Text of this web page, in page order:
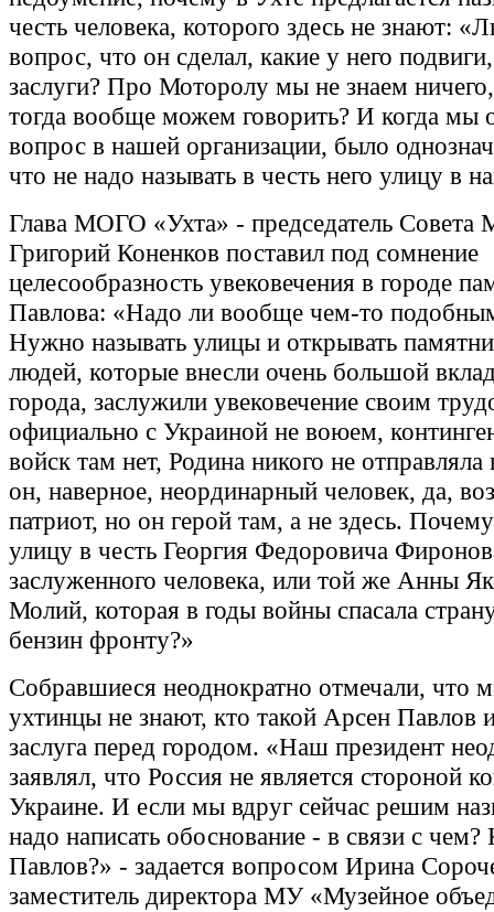
честь человека, которого здесь не знают:
вопрос, что он сделал, какие у него
заслуги? Про Моторолу мы не знаем
тогда вообще можем говорить? И когда мы
вопрос в нашей организации, было
что не надо называть в честь него улицу в
Глава МОГО «Ухта» - председатель
Григорий Коненков поставил под сомнение
целесообразность увековечения в городе
Павлова: «Надо ли вообще чем-то
Нужно называть улицы и открывать
людей, которые внесли очень большой
города, заслужили увековечение своим
официально с Украиной не воюем,
войск там нет, Родина никого не
он, наверное, неординарный человек, да,
патриот, но он герой там, а не здесь.
улицу в честь Георгия Федоровича
заслуженного человека, или той же Анны
Молий, которая в годы войны спасала
бензин фронту?»
Собравшиеся неоднократно отмечали, что
ухтинцы не знают, кто такой Арсен Павлов
заслуга перед городом. «Наш президент
заявлял, что Россия не является стороной
Украине. И если мы вдруг сейчас решим
надо написать обоснование - в связи с чем?
Павлов?» - задается вопросом Ирина
заместитель директора МУ «Музейное